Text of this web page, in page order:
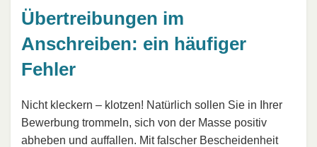
Übertreibungen im
Anschreiben: ein häufiger
Fehler
Nicht kleckern – klotzen! Natürlich sollen Sie in Ihrer
Bewerbung trommeln, sich von der Masse positiv
abheben und auffallen. Mit falscher Bescheidenheit